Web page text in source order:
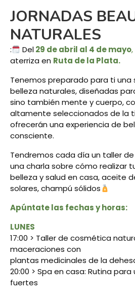
JORNADAS
NATURALES
: Del29 de abril al 4 de mayo,
aterriza en Ruta dela Plata.
Tenemos preparado para ti una
belleza naturales, diseñadas
sino también mente y cuerpo,
altamente seleccionados de la
ofrecerán una experiencia de
consciente.
Tendremos cada día un taller
una charla sobre cómo realizar
belleza y salud en casa, aceite
solares, champú sólidos
Apúntate las fechas y horas:
LUNES
17:00 > Taller de cosmética
maceraciones con
plantas medicinales de la
20:00 > Spa en casa: Rutina
fuertes